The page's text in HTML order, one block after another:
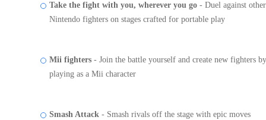
Take the fight with you, wherever you go - Duel against other
Nintendo fighters on stages crafted for portable play
Mii fighters - Join the battle yourself and create new fighters by
playing as a Mii character
Smash Attack - Smash rivals off the stage with epic moves